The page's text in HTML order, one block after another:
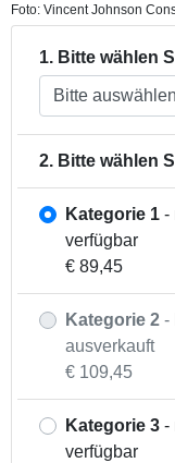
Foto: Vincent Johnson
1. Bitte wählen
2. Bitte wählen
Kategorie 1 -
verfügbar
€ 89,45
Kategorie 2 -
ausverkauft
€ 109,45
Kategorie 3 -
verfügbar